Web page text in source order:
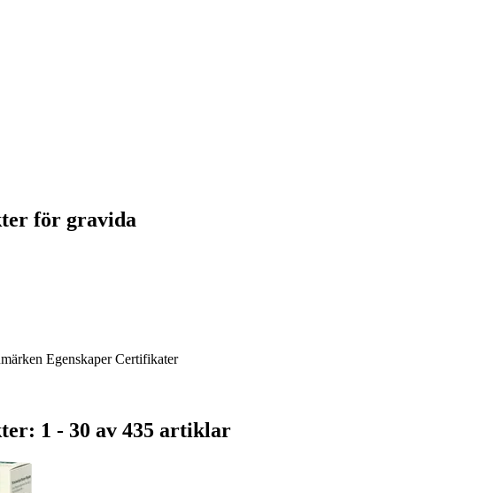
för gravida
Egenskaper Certifikater
1 - 30 av 435 artiklar